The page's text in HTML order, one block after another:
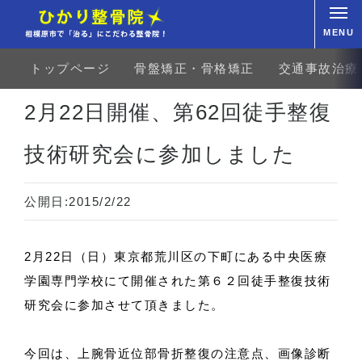
MENU
トップページ 骨盤矯正・骨格矯正 交通事故治療
ホーム セミナー報告 2月22日開催、第62回徒手整復技術研究会に参加しました
2月22日開催、第62回徒手整復
技術研究会に参加しました
公開日:2015/2/22
2月22日（日）東京都荒川区の下町にある中央医療
学園専門学校にて開催された第６２回徒手整復技術
研究会に参加させて頂きました。
今回は、上腕骨近位部骨折整復の注意点、画像診断